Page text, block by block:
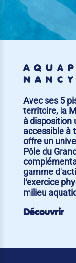
NANCY
Avec ses 5
territoire, la
à disposition
accessible à
offre un
Pôle du
gamme
l‘exercice
milieu
Découvrir